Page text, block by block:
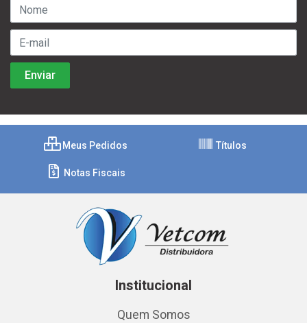
Meus Pedidos Títulos
Notas Fiscais
Institucional
Quem Somos